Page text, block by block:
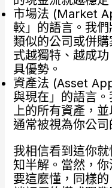
市場法 (Market
較」的語言。我
類似的公司或併
式越獨特、越成
具優勢。
資產法 (Asset
與現在」的語言
上的所有資產，
通常被視為你公司
我相信看到這你
知半解。當然，
要這麼懂，同樣